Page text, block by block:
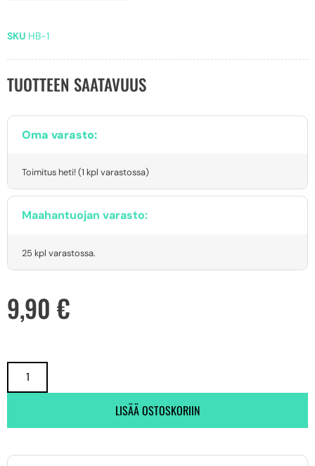
SKU HB-1
TUOTTEEN SAATAVUUS
Oma varasto:
Toimitus heti! (1 kpl varastossa)
Maahantuojan varasto:
25 kpl varastossa.
9,90 €
LISÄÄ OSTOSKORIIN